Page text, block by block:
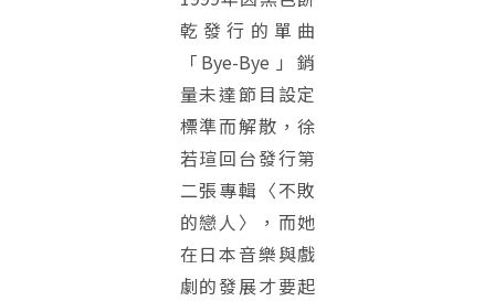
乾發行的單曲
「Bye-Bye 」銷
量未達節目設定
標準而解散，徐
若瑄回台發行第
二張專輯〈不敗
的戀人〉，而她
在日本音樂與戲
劇的發展才要起